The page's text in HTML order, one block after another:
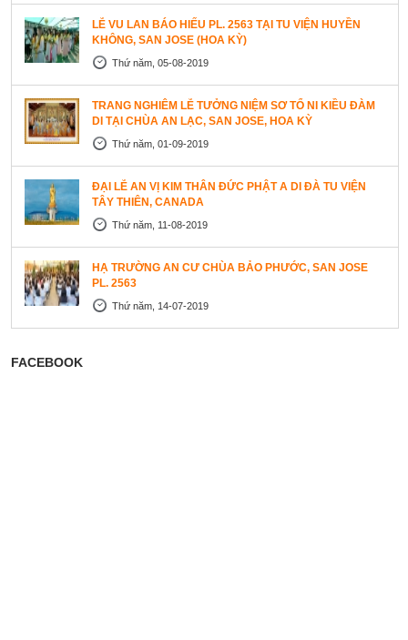
LỄ VU LAN BÁO HIẾU PL. 2563 TẠI TU VIỆN HUYỀN
KHÔNG, SAN JOSE (HOA KỲ)
Thứ năm, 05-08-2019
TRANG NGHIÊM LỄ TƯỞNG NIỆM SƠ TỔ NI KIỀU ĐÀM
DI TẠI CHÙA AN LẠC, SAN JOSE, HOA KỲ
Thứ năm, 01-09-2019
ĐẠI LỄ AN VỊ KIM THÂN ĐỨC PHẬT A DI ĐÀ TU VIỆN
TÂY THIÊN, CANADA
Thứ năm, 11-08-2019
HẠ TRƯỜNG AN CƯ CHÙA BẢO PHƯỚC, SAN JOSE
PL. 2563
Thứ năm, 14-07-2019
FACEBOOK